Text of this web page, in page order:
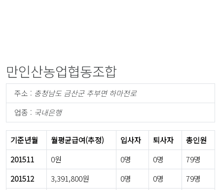
만인산농업협동조합
주소 : 충청남도 금산군 추부면 하마전로
업종 : 국내은행
기준년월 월평균급여(추정) 입사자 퇴사자
총인원
201511
0원 0명 0명
79명
201512
3,391,800원 0명 0명
79명